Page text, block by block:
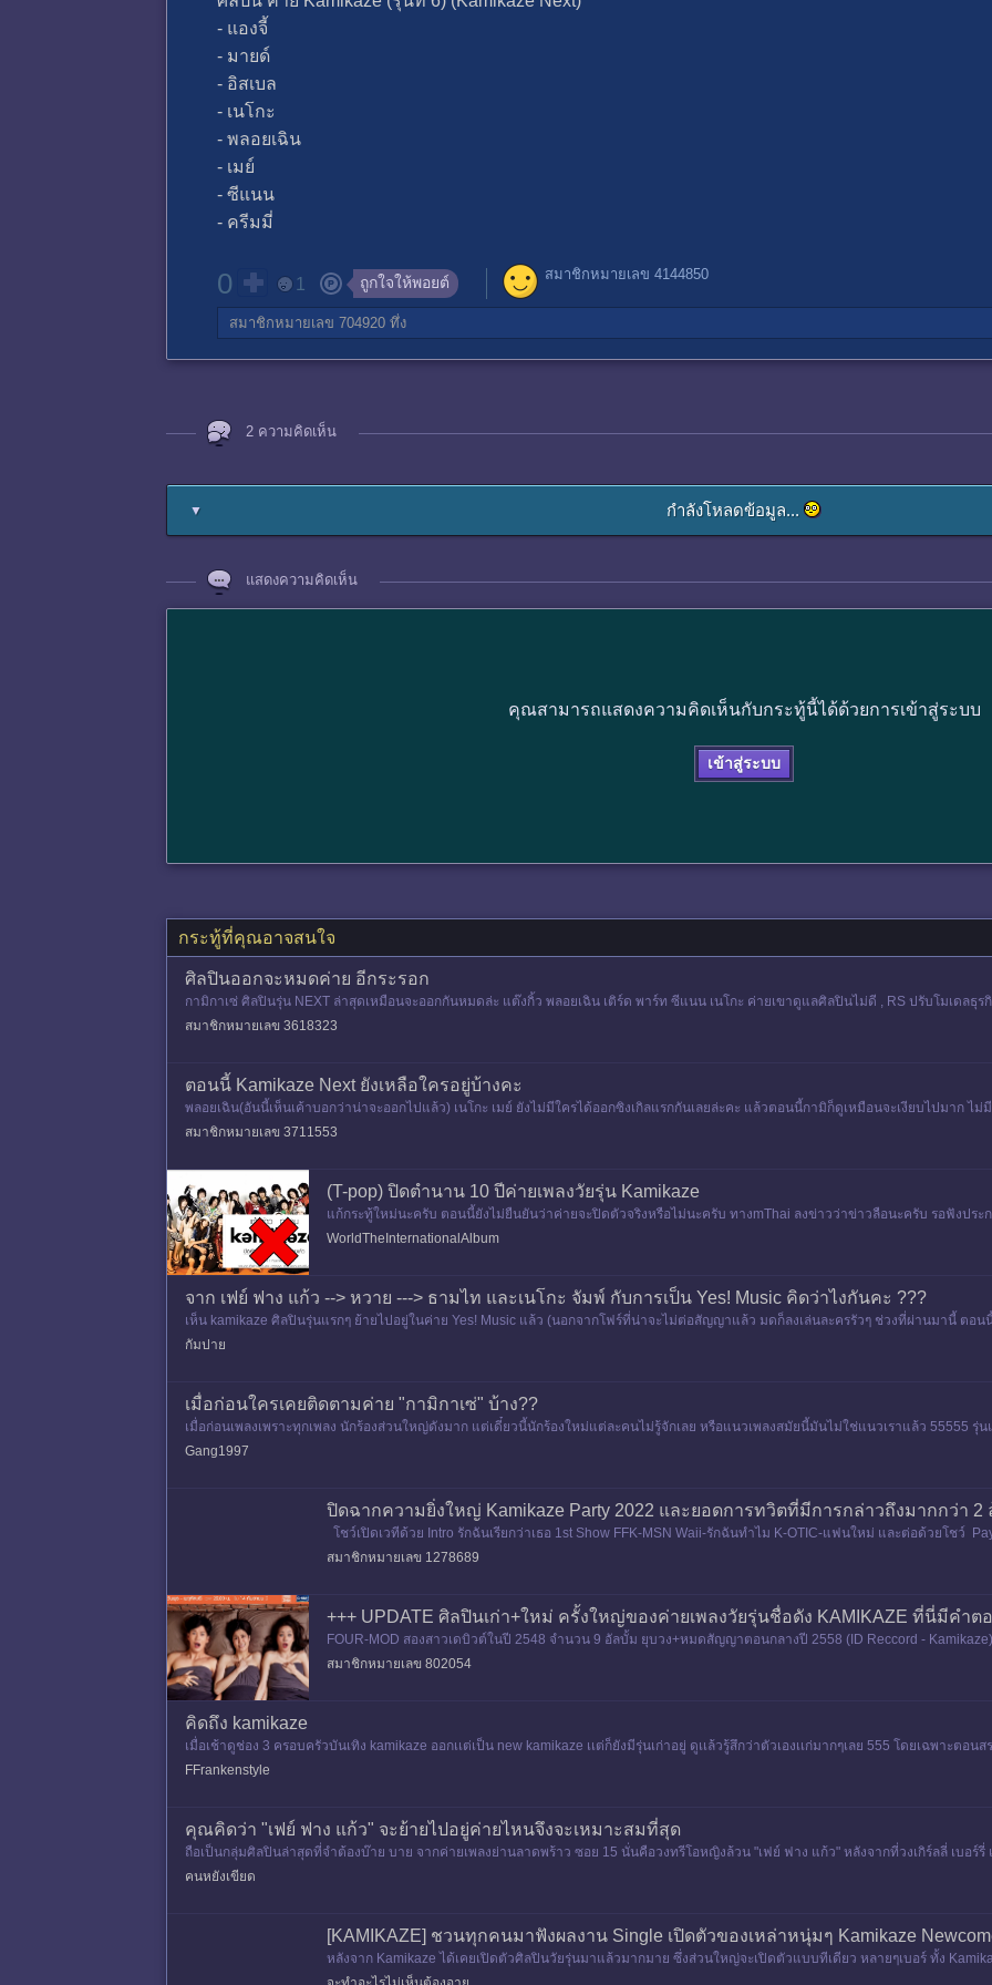
- แองจี้
- มายด์
- อิสเบล
- เนโกะ
- พลอยเฉิน
- เมย์
- ซีแนน
- ครีมมี่
0 1 ถูกใจให้พอยต์ สมาชิกหมายเลข 4144850
สมาชิกหมายเลข 704920 ทึ่ง
2 ความคิดเห็น
▼ กำลังโหลดข้อมูล...
แสดงความคิดเห็น
คุณสามารถแสดงความคิดเห็นกับกระทู้นี้ได้ด้วยการเข้าสู่ระบบ
เข้าสู่ระบบ
กระทู้ที่คุณอาจสนใจ
ศิลปินออกจะหมดค่าย อีกระรอก
กามิกาเซ่ ศิลปินรุ่น NEXT ล่าสุดเหมือนจะออกกันหมดล่ะ แต๊งกิ้ว พลอยเฉิน เติร์ด พาร์ท ซีแนน เนโกะ ค่ายเขาดูแลศิลปินไม่ดี , RS ปรับโมเดลธุร
ช่นเรียน
สมาชิกหมายเลข 3618323
ตอนนี้ Kamikaze Next ยังเหลือใครอยู่บ้างคะ
พลอยเฉิน(อันนี้เห็นเค้าบอกว่าน่าจะออกไปแล้ว) เนโกะ เมย์ ยังไม่มีใครได้ออกซิงเกิลแรกกันเลยล่ะคะ แล้วตอนนี้กามิก็ดูเหมือนจะเงียบไปมาก ไ
ที่มี เติร์ด ม
สมาชิกหมายเลข 3711553
(T-pop) ปิดตำนาน 10 ปีค่ายเพลงวัยรุ่น Kamikaze
แก้กระทู้ใหม่นะครับ ตอนนี้ยังไม่ยืนยันว่าค่ายจะปิดตัวจริงหรือไม่นะครับ ทางmThai ลงข่าวว่าข่าวลือนะครับ รอฟังประ
music/272761.html เพจปลอมปล่อยข่าว
WorldTheInternationalAlbum
จาก เฟย์ ฟาง แก้ว --> หวาย ---> ธามไท และเนโกะ จัมพ์ กับการเป็น Yes! Music คิดว่าไงกันคะ ???
เห็น kamikaze ศิลปินรุ่นแรกๆ ย้ายไปอยู่ในค่าย Yes! Music แล้ว (นอกจากโฟร์ที่น่าจะไม่ต่อสัญญาแล้ว มดก็ลงเล่นละครรัวๆ ช่วงที่ผ่านมานี้ ตอน
sic) งา
กัมปาย
เมื่อก่อนใครเคยติดตามค่าย "กามิกาเซ่" บ้าง??
เมื่อก่อนเพลงเพราะทุกเพลง นักร้องส่วนใหญ่ดังมาก แต่เดี๋ยวนี้นักร้องใหม่แต่ละคนไม่รู้จักเลย หรือแนวเพลงสมัยนี้มันไม่ใช่แนวเราแล้ว 55555 รุ่
ด, ขนมจีน,
Gang1997
ปิดฉากความยิ่งใหญ่ Kamikaze Party 2022 และยอดการทวิตที่มีการกล่าวถึงมากกว่า 2
โชว์เปิดเวทีด้วย Intro รักฉันเรียกว่าเธอ 1st Show FFK-MSN Waii-รักฉันทำไม K-OTIC-แฟนใหม่ และต่อด้วยโชว์
สมาชิกหมายเลข 1278689
+++ UPDATE ศิลปินเก่า+ใหม่ ครั้งใหญ่ของค่ายเพลงวัยรุ่นชื่อดัง KAMIKAZE ที่นี่มีคำต
FOUR-MOD สองสาวเดบิวต์ในปี 2548 จำนวน 9 อัลบั้ม ยุบวง+หมดสัญญาตอนกลางปี 2558 (ID Reccord -
(เห็นแสดงอยู่กับ GMM บ่อยๆ ไม่แน่ใจว่าเซ็นต
สมาชิกหมายเลข 802054
คิดถึง kamikaze
เมื่อเช้าดูช่อง 3 ครอบครัวบันเทิง kamikaze ออกเเต่เป็น new kamikaze เเต่ก็ยังมีรุ่นเก่าอยู่ ดูเเล้วรู้สึกว่าตัวเองเเก่มากๆเลย 555 โดยเฉพาะตอน
FFrankenstyle
คุณคิดว่า "เฟย์ ฟาง แก้ว" จะย้ายไปอยู่ค่ายไหนจึงจะเหมาะสมที่สุด
ถือเป็นกลุ่มศิลปินล่าสุดที่จำต้องบ๊าย บาย จากค่ายเพลงย่านลาดพร้าว ซอย 15 นั่นคือวงทรีโอหญิงล้วน "เฟย์ ฟาง แก้ว" หลังจากที่วงเกิร์ลลี่ เบอ
คนหยังเขียด
[KAMIKAZE] ชวนทุกคนมาฟังผลงาน Single เปิดตัวของเหล่าหนุ่มๆ Kamikaze
หลังจาก Kamikaze ได้เคยเปิดตัวศิลปินวัยรุ่นมาแล้วมากมาย ซึ่งส่วนใหญ่จะเปิดตัวแบบทีเดียว หลายๆเบอร์ ทั้ง
อติค หวาย ซิสก้า ชิลลี่ไวท์ชอค เนโกะจั